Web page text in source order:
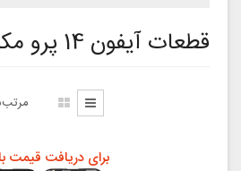
قطعات آیفون 14 پرو مکس
برای دریافت قیمت